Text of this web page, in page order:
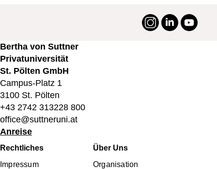
#suttneruni
Instagram
LinkedIn
Bertha von Suttner
Privatuniversität
St. Pölten GmbH
Campus-Platz 1
3100 St. Pölten
+43 2742 313228 800
office@suttneruni.at
Anreise
Fußbereichsmenü
Rechtliches
Impressum
Über Uns
Organisation